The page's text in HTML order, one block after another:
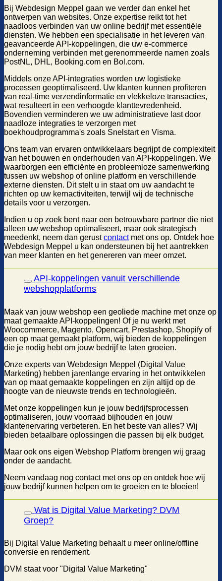
Bij Webdesign Meppel gaan we verder dan enkel het
ontwerpen van websites. Onze expertise reikt tot het
naadloos verbinden van uw online bedrijf met essentiële
diensten. We hebben een specialisatie in het leveren van
geavanceerde API-koppelingen, die uw e-commerce
onderneming verbinden met gerenommeerde namen zoals
PostNL, DHL, Booking.com en Bol.com.
Middels onze API-integraties worden uw logistieke
processen geoptimaliseerd. Uw klanten kunnen profiteren
van real-time verzendinformatie en vlekkeloze transacties,
wat resulteert in een verhoogde klanttevredenheid.
Bovendien verminderen we uw administratieve last door
naadloze integraties te verzorgen met
boekhoudprogramma's zoals Snelstart en Visma.
Ons team van ervaren ontwikkelaars begrijpt de complexiteit
van het bouwen en onderhouden van API-koppelingen. We
waarborgen een efficiënte en probleemloze samenwerking
tussen uw webshop of online platform en verschillende
externe diensten. Dit stelt u in staat om uw aandacht te
richten op uw kernactiviteiten, terwijl wij de technische
details voor u verzorgen.
Indien u op zoek bent naar een betrouwbare partner die niet
alleen uw webshop optimaliseert, maar ook strategisch
meedenkt, neem dan gerustcontactmet ons op. Ontdek hoe
Webdesign Meppel u kan ondersteunen bij het aantrekken
van meer klanten en het genereren van meer omzet.
API-koppelingen vanuit verschillende
webshopplatforms
Maak van jouw webshop een geoliede machine met onze op
maat gemaakte API-koppelingen! Of je nu werkt met
Woocommerce, Magento, Opencart, Prestashop, Shopify of
een op maat gemaakt platform, wij bieden de koppelingen
die je nodig hebt om jouw bedrijf te laten groeien.
Onze experts van Webdesign Meppel (Digital Value
Marketing) hebben jarenlange ervaring in het ontwikkelen
van op maat gemaakte koppelingen en zijn altijd op de
hoogte van de nieuwste trends en technologieën.
Met onze koppelingen kun je jouw bedrijfsprocessen
optimaliseren, jouw voorraad bijhouden en jouw
klantenervaring verbeteren. En het beste van alles? Wij
bieden betaalbare oplossingen die passen bij elk budget.
Maar ook ons eigen Webshop Platform brengen wij graag
onder de aandacht.
Neem vandaag nog contact met ons op en ontdek hoe wij
jouw bedrijf kunnen helpen om te groeien en te bloeien!
Wat is Digital Value Marketing? DVM
Groep?
Bij Digital Value Marketing behaalt u meer online/offline
conversie en rendement.
DVM staat voor "Digital Value Marketing"